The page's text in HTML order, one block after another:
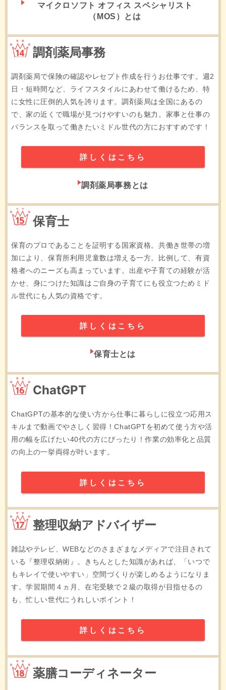
マイクロソフト オフィス スペシャリスト
（MOS）とは
調剤薬局事務
調剤薬局で保険の確認やレセプト作成を行うお仕事です。週2
日・短時間など、ライフスタイルにあわせて働けるため、特
に女性に圧倒的人気を誇ります。調剤薬局は全国にあるの
で、家の近くで職場が見つけやすいのも魅力。家事と仕事の
バランスを取って働きたいミドル世代の方におすすめです！
詳しくはこちら
調剤薬局事務とは
保育士
保育のプロであることを証明する国家資格。共働き世帯の増
加により、保育所利用児童数は増える一方。比例して、有資
格者へのニーズも高まっています。出産や子育ての経験が活
かせ、身につけた知識はご自身の子育てにも役立つためミド
ル世代にも人気の資格です。
詳しくはこちら
保育士とは
ChatGPT
ChatGPTの基本的な使い方から仕事に暮らしに役立つ応用ス
キルまで動画でやさしく習得！ChatGPTを初めて使う方や活
用の幅を広げたい40代の方にぴったり！作業の効率化と品質
の向上の一挙両得が叶います。
詳しくはこちら
整理収納アドバイザー
雑誌やテレビ、WEBなどのさまざまなメディアで注目されて
いる『整理収納術』。きちんとした知識があれば、「いつで
もキレイで使いやすい」空間づくりが楽しめるようになりま
す。学習期間４ヵ月、在宅受験で２級の取得が目指せるの
も、忙しい世代にうれしいポイント！
詳しくはこちら
薬膳コーディネーター